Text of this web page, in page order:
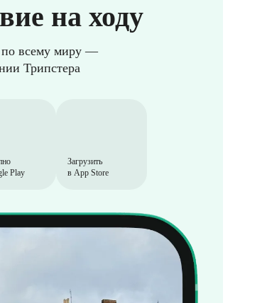
на ходу
всему миру —
Трипстера
Play
Загрузить
в App Store